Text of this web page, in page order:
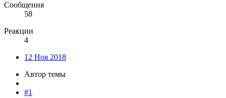
Сообщения
58
Реакции
4
12 Ноя 2018
Автор темы
#1